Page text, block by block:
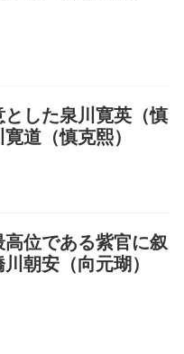
した泉川寛英（慎
道（慎克熙）
位である紫官に叙
朝安（向元瑚）